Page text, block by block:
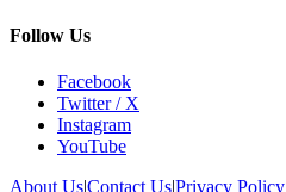
Follow Us
Facebook
Twitter / X
Instagram
YouTube
About Us|Contact Us|Privacy Policy